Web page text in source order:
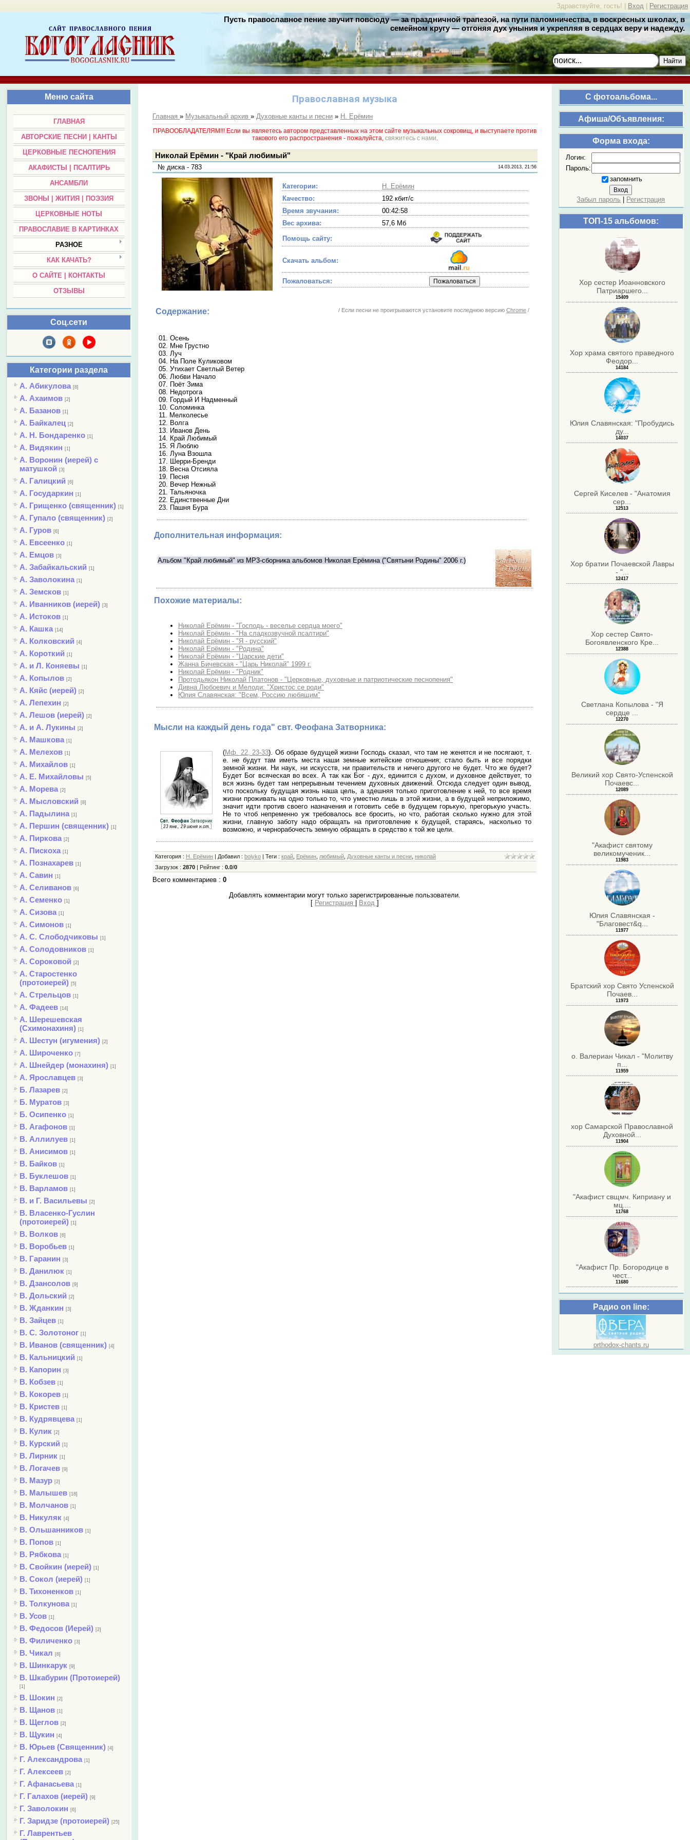
Здравствуйте, гость! | Вход Регистрация
Пусть православное пение звучит повсюду — за праздничной трапезой, на пути паломничества, в воскресных школах, в
семейном кругу — отгоняя дух уныния и укрепляя в сердцах веру и надежду.
Найти
Меню сайта
ГЛАВНАЯ
АВТОРСКИЕ ПЕСНИ | КАНТЫ
ЦЕРКОВНЫЕ ПЕСНОПЕНИЯ
АКАФИСТЫ | ПСАЛТИРЬ
АНСАМБЛИ
ЗВОНЫ | ЖИТИЯ | ПОЭЗИЯ
ЦЕРКОВНЫЕ НОТЫ
ПРАВОСЛАВИЕ В КАРТИНКАХ
РАЗНОЕ
КАК КАЧАТЬ?
О САЙТЕ | КОНТАКТЫ
ОТЗЫВЫ
Соц.сети
Категории раздела
А. Абикулова [8]
А. Ахаимов [2]
А. Базанов [1]
А. Байкалец [2]
А. Н. Бондаренко [1]
А. Видякин [1]
А. Воронин (иерей) с
матушкой [3]
А. Галицкий [6]
А. Государкин [1]
А. Грищенко (священник) [1]
А. Гупало (священник) [2]
А. Гуров [6]
А. Евсеенко [1]
А. Емцов [3]
А. Забайкальский [1]
А. Заволокина [1]
А. Земсков [1]
А. Иванников (иерей) [3]
А. Истоков [1]
А. Кашка [14]
А. Колковский [4]
А. Короткий [1]
А. и Л. Коняевы [1]
А. Копылов [2]
А. Кяйс (иерей) [2]
А. Лепехин [2]
А. Лешов (иерей) [2]
А. и А. Лукины [2]
А. Машкова [1]
А. Мелехов [1]
А. Михайлов [1]
А. Е. Михайловы [5]
А. Морева [2]
А. Мысловский [8]
А. Падылина [1]
А. Першин (священник) [1]
А. Пиркова [2]
А. Пискоха [1]
А. Познахарев [1]
А. Савин [1]
А. Селиванов [6]
А. Семенко [1]
А. Сизова [1]
А. Симонов [1]
А. С. Слободчиковы [1]
А. Солодовников [1]
А. Сороковой [2]
А. Старостенко
(протоиерей) [5]
А. Стрельцов [1]
А. Фадеев [14]
А. Шерешевская
(Схимонахиня) [1]
А. Шестун (игумения) [2]
А. Широченко [7]
А. Шнейдер (монахиня) [1]
А. Ярославцев [3]
Б. Лазарев [2]
Б. Муратов [3]
Б. Осипенко [1]
В. Агафонов [1]
В. Аллилуев [1]
В. Анисимов [1]
В. Байков [1]
В. Буклешов [1]
В. Варламов [1]
В. и Г. Васильевы [2]
В. Власенко-Гуслин
(протоиерей) [1]
В. Волков [6]
В. Воробьев [1]
В. Гаранин [3]
В. Данилюк [1]
В. Дзансолов [9]
В. Дольский [2]
В. Жданкин [3]
В. Зайцев [1]
В. С. Золотоног [1]
В. Иванов (священник) [4]
В. Кальницкий [1]
В. Капорин [3]
В. Кобзев [1]
В. Кокорев [1]
В. Кристев [1]
В. Кудрявцева [1]
В. Кулик [2]
В. Курский [1]
В. Лирник [1]
В. Логачев [9]
В. Мазур [2]
В. Малышев [18]
В. Молчанов [1]
В. Никуляк [4]
В. Ольшанников [1]
В. Попов [1]
В. Рябкова [1]
В. Свойкин (иерей) [1]
В. Сокол (иерей) [1]
В. Тихоненков [1]
В. Толкунова [1]
В. Усов [1]
В. Федосов (Иерей) [2]
В. Филиченко [3]
В. Чикал [8]
В. Шинкарук [9]
В. Шкабурин (Протоиерей)
[1]
В. Шокин [2]
В. Щанов [1]
В. Щеглов [2]
В. Щукин [4]
В. Юрьев (Священник) [4]
Г. Александрова [1]
Г. Алексеев [2]
Г. Афанасьева [1]
Г. Галахов (иерей) [9]
Г. Заволокин [6]
Г. Заридзе (протоиерей) [25]
Г. Лаврентьев
C фотоальбома...
Афиша/Объявления:
Форма входа:
Логин:
Пароль:
запомнить
Забыл пароль Регистрация
ТОП-15 альбомов:
Хор сестер Иоанновского
Патриаршего...
15409
Хор храма святого праведного
Феодор...
14184
Юлия Славянская: "Пробудись
ду...
14037
Сергей Киселев - "Анатомия
сер...
12513
Хор братии Почаевской Лавры
- "...
12417
Хор сестер Свято-
Богоявленского Кре...
12388
Светлана Копылова - "Я
сердце ...
12270
Великий хор Свято-Успенской
Почаевс...
12089
"Акафист святому
великомученик...
11983
Юлия Славянская -
"Благовест&q...
11977
Братский хор Свято Успенской
Почаев...
11973
о. Валериан Чикал - "Молитву
п...
11959
хор Самарской Православной
Духовной...
11904
"Акафист свщмч. Киприану и
мц....
11768
"Акафист Пр. Богородице в
чест...
11680
Радио on line:
orthodox-chants.ru
Православная музыка
Главная » Музыкальный архив » Духовные канты и песни» Н. Ерёмин
ПРАВООБЛАДАТЕЛЯМ!!! Если вы являетесь автором представленных на этом сайте музыкальных сокровищ, и выступаете против
такового его раcпространения - пожалуйста, свяжитесь с нами.
Николай Ерёмин - "Край любимый"
№ диска - 783 14.03.2013, 21:56
Категории:
Н. Ерёмин
Качество:
192 кбит/с
Время звучания:
00:42:58
Вес архива:
57,6 Мб
Помощь сайту:
Скачать альбом:
Пожаловаться:
Содержание: / Если песни не проигрываются установите последнюю версию Chrome/
01. Осень
02. Мне Грустно
03. Луч
04. На Поле Куликовом
05. Утихает Светлый Ветер
06. Любви Начало
07. Поёт Зима
08. Недотрога
09. Гордый И Надменный
10. Соломинка
11. Мелколесье
12. Волга
13. Иванов День
14. Край Любимый
15. Я Люблю
16. Луна Взошла
17. Шерри-Бренди
18. Весна Отсияла
19. Песня
20. Вечер Нежный
21. Тальяночка
22. Единственные Дни
23. Пашня Бура
Дополнительная информация:
Альбом "Край любимый" из MP3-сборника альбомов Николая Ерёмина ("Святыни Родины" 2006 г.)
Похожие материалы:
Николай Ерёмин - "Господь - веселье сердца моего"
Николай Ерёмин - "На сладкозвучной псалтири"
Николай Ерёмин - "Я - русский"
Николай Ерёмин - "Родина"
Николай Ерёмин - "Царские дети"
Жанна Бичевская - "Царь Николай" 1999 г.
Николай Ерёмин - "Родник"
Протодьякон Николай Платонов - "Церковные, духовные и патриотические песнопения"
Дивна Любоевич и Мелoди: "Христос се роди"
Юлия Славянская: "Всем, Россию любящим"
Мысли на каждый день года" свт. Феофана Затворника:
(Мф. 22, 23-33). Об образе будущей жизни Господь сказал, что там не женятся и не посягают, т.
е. не будут там иметь места наши земные житейские отношения; стало быть и все порядки
земной жизни. Ни наук, ни искусств, ни правительств и ничего другого не будет. Что же будет?
Будет Бог всяческая во всех. А так как Бог - дух, единится с духом, и духовное действует, то
вся жизнь будет там непрерывным течением духовных движений. Отсюда следует один вывод,
что поскольку будущая жизнь наша цель, а здешняя только приготовление к ней, то все время
жизни проживать на одно только то, что уместно лишь в этой жизни, а в будущей неприложимо,
значит идти против своего назначения и готовить себе в будущем горькую, прегорькую участь.
Не то чтоб непременно уж требовалось все бросить, но что, работая сколько нужно для этой
жизни, главную заботу надо обращать на приготовление к будущей, стараясь, насколько то
возможно, и чернорабочесть земную обращать в средство к той же цели.
Категория : Н. Ерёмин| Добавил : boiyko| Теги : край, Ерёмин, любимый, Духовные канты и песни, николай
Загрузок : 2870| Рейтинг : 0.0/0
Всего комментариев : 0
Добавлять комментарии могут только зарегистрированные пользователи.
[ Регистрация Вход]